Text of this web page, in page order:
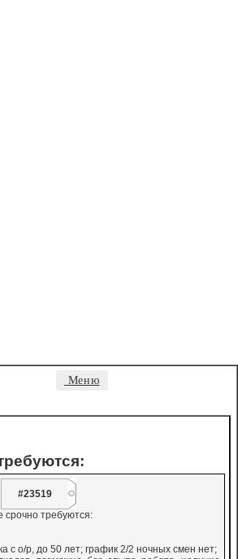
Меню
#23519
срочно требуются:
с о/р, до 50 лет; график 2/2 ночных смен нет;